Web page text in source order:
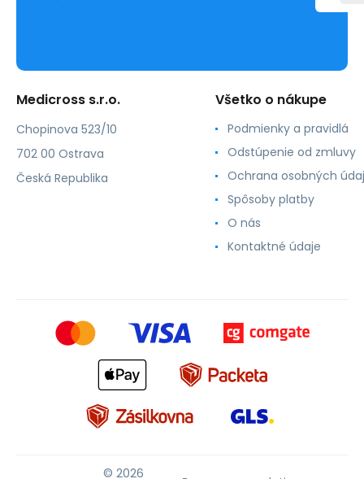
Medicross s.r.o.
Chopinova 523/10
702 00 Ostrava
Česká Republika
Všetko o nákupe
Podmienky a pravidlá
Odstúpenie od zmluvy
Ochrana osobných
Spôsoby platby
O nás
Kontaktné údaje
© 2026